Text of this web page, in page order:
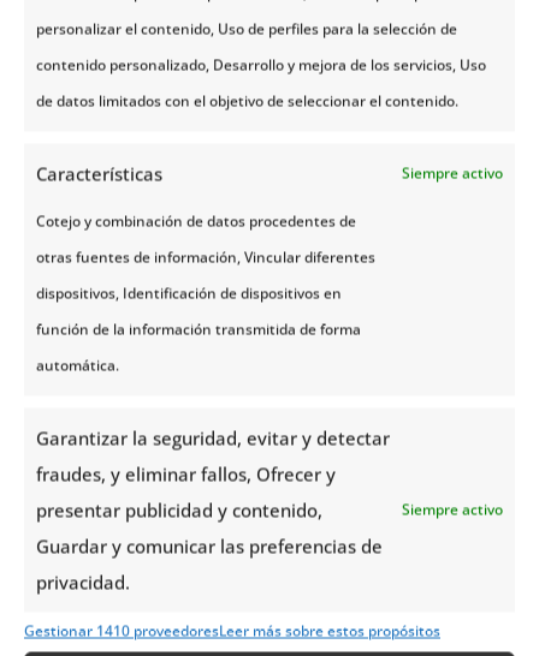
personalizar el contenido, Uso de perfiles para la selección de
contenido personalizado, Desarrollo y mejora de los servicios, Uso
de datos limitados con el objetivo de seleccionar el contenido.
Características Siempre activo
Cotejo y combinación de datos procedentes de
otras fuentes de información, Vincular diferentes
dispositivos, Identificación de dispositivos en
función de la información transmitida de forma
automática.
Garantizar la seguridad, evitar y detectar
fraudes, y eliminar fallos, Ofrecer y
presentar publicidad y contenido,
Guardar y comunicar las preferencias de
privacidad.
Siempre activo
Gestionar 1410 proveedoresLeer más sobre estos propósitos
Además, allá donde haya fiordos,
también encontrarás pequeños
pueblecitos que te parecerán de
cuento de hadas y te gustará conocer
Ver más ➞